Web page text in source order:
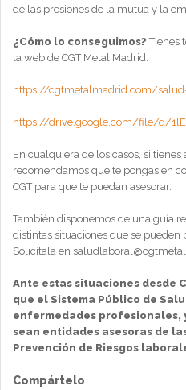
de las presiones de la mutua y la
¿Cómo lo conseguimos?Tienes
la web de CGT Metal Madrid:
https://cgtmetalmadrid.com/
https://drive.google.com/file/d/
En cualquiera de los casos, si
recomendamos que te pongas en
CGT para que te puedan asesorar.
También disponemos de una guía
distintas situaciones que se pueden
Solicítala en
Ante estas situaciones desde
que el Sistema Público de
enfermedades profesionales,
sean entidades asesoras de
Prevención de Riesgos
Compártelo